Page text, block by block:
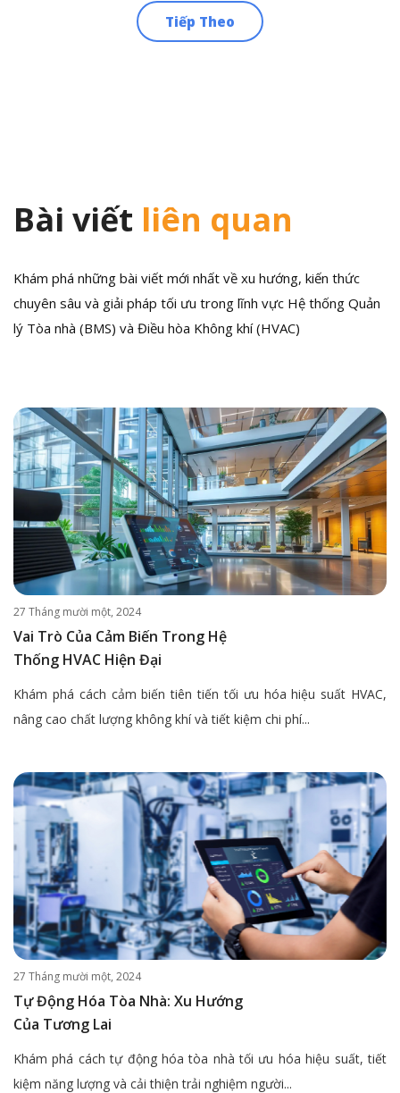
Tiếp Theo
Bài viết liên quan
Khám phá những bài viết mới nhất về xu hướng, kiến thức
chuyên sâu và giải pháp tối ưu trong lĩnh vực Hệ thống Quản
lý Tòa nhà (BMS) và Điều hòa Không khí (HVAC)
27 Tháng mười một, 2024
Vai Trò Của Cảm Biến Trong Hệ
Thống HVAC Hiện Đại
Khám phá cách cảm biến tiên tiến tối ưu hóa hiệu suất HVAC,
nâng cao chất lượng không khí và tiết kiệm chi phí...
27 Tháng mười một, 2024
Tự Động Hóa Tòa Nhà: Xu Hướng
Của Tương Lai
Khám phá cách tự động hóa tòa nhà tối ưu hóa hiệu suất, tiết
kiệm năng lượng và cải thiện trải nghiệm người...